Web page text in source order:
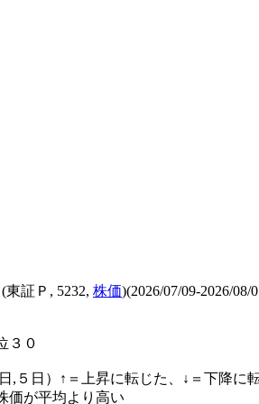
(東証Ｐ, 5232, 株価)(2026/07/09-2026/08/
３０
,５日）↑＝上昇に転じた、↓＝下降に転
価が平均より高い